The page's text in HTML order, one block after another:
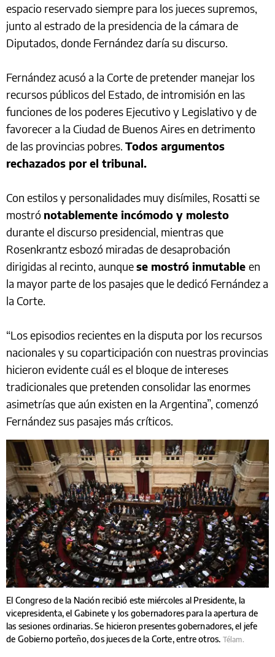
espacio reservado siempre para los jueces supremos,
junto al estrado de la presidencia de la cámara de
Diputados, donde Fernández daría su discurso.
Fernández acusó a la Corte de pretender manejar los
recursos públicos del Estado, de intromisión en las
funciones de los poderes Ejecutivo y Legislativo y de
favorecer a la Ciudad de Buenos Aires en detrimento
de las provincias pobres. Todos argumentos
rechazados por el tribunal.
Con estilos y personalidades muy disímiles, Rosatti se
mostró notablemente incómodo y molesto
durante el discurso presidencial, mientras que
Rosenkrantz esbozó miradas de desaprobación
dirigidas al recinto, aunquese mostró inmutable en
la mayor parte de los pasajes que le dedicó Fernández a
la Corte.
“Los episodios recientes en la disputa por los recursos
nacionales y su coparticipación con nuestras provincias
hicieron evidente cuál es el bloque de intereses
tradicionales que pretenden consolidar las enormes
asimetrías que aún existen en la Argentina”, comenzó
Fernández sus pasajes más críticos.
El Congreso de la Nación recibió este miércoles al Presidente, la
vicepresidenta, el Gabinete y los gobernadores para la apertura de
las sesiones ordinarias. Se hicieron presentes gobernadores, el jefe
de Gobierno porteño, dos jueces de la Corte, entre otros. Télam.